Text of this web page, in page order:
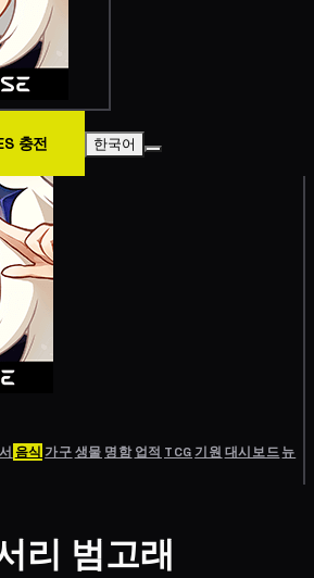
충전 한국어
음식 가구생물 명함 업적 TCG기원 대시보드뉴
리 범고래